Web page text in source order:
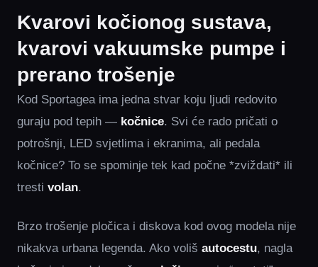
Kvarovi kočionog sustava,
kvarovi vakuumske pumpe i
prerano trošenje
Kod Sportagea ima jedna stvar koju ljudi redovito
guraju pod tepih — kočnice. Svi će rado pričati o
potrošnji, LED svjetlima i ekranima, ali pedala
kočnice? To se spominje tek kad počne *zviždati* ili
tresti volan.
Brzo trošenje pločica i diskova kod ovog modela nije
nikakva urbana legenda. Ako voliš autocestu, nagla